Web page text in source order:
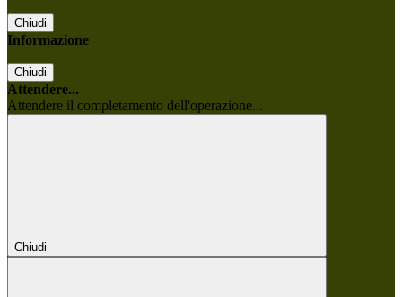
Chiudi
Informazione
Chiudi
Attendere...
Attendere il completamento dell'operazione...
Chiudi